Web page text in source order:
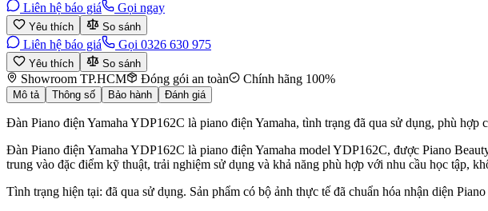
Liên hệ báo giá Gọi ngay
Yêu thích So sánh
Liên hệ báo giá Gọi 0326 630 975
Yêu thích So sánh
Showroom TP.HCM Đóng gói an toàn Chính hãng 100%
Mô tả Thông số Bảo hành Đánh giá
Đàn Piano điện Yamaha YDP162C là piano điện Yamaha, tình trạng đã qua sử dụng, phù
Đàn Piano điện Yamaha YDP162C là piano điện Yamaha model YDP162C, được Piano
trung vào đặc điểm kỹ thuật, trải nghiệm sử dụng và khả năng phù hợp với nhu cầu học tập,
Tình trạng hiện tại: đã qua sử dụng. Sản phẩm có bộ ảnh thực tế đã chuẩn hóa nhận diện